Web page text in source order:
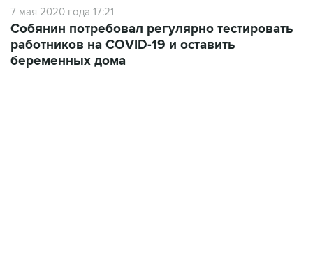
7 мая 2020 года 17:21
Собянин потребовал регулярно тестировать
работников на COVID-19 и оставить
беременных дома